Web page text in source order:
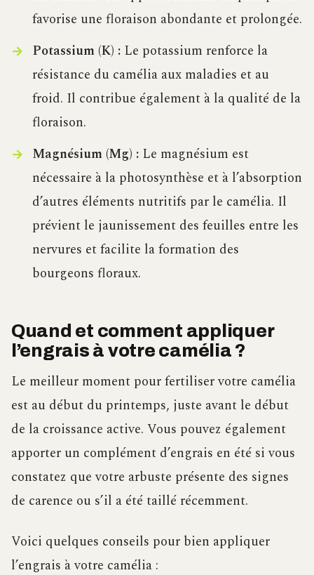
favorise une floraison abondante et prolongée.
Potassium (K) :Le potassium renforce la
résistance du camélia aux maladies et au
froid. Il contribue également à la qualité de la
floraison.
Magnésium (Mg) :Le magnésium est
nécessaire à la photosynthèse et à l’absorption
d’autres éléments nutritifs par le camélia. Il
prévient le jaunissement des feuilles entre les
nervures et facilite la formation des
bourgeons floraux.
Quand et comment appliquer
l’engrais à votre camélia ?
Le meilleur moment pour fertiliser votre camélia
est au début du printemps, juste avant le début
de la croissance active. Vous pouvez également
apporter un complément d’engrais en été si vous
constatez que votre arbuste présente des signes
de carence ou s’il a été taillé récemment.
Voici quelques conseils pour bien appliquer
l’engrais à votre camélia :